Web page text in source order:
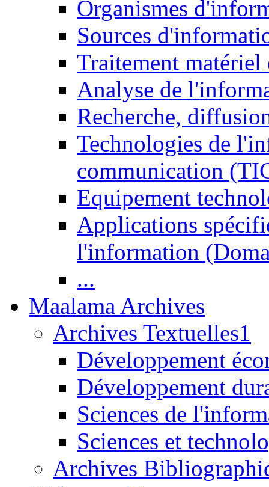
Organismes
Sources
Traitement matériel
Analyse de
Recherche,
Technologies de
communication
Equipement
Applications
l'information
...
Maalama Archives
Archives Textuelles1
Développement
Développement
Sciences de
Sciences et
Archives